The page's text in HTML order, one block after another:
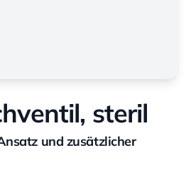
steril
und zusätzlicher